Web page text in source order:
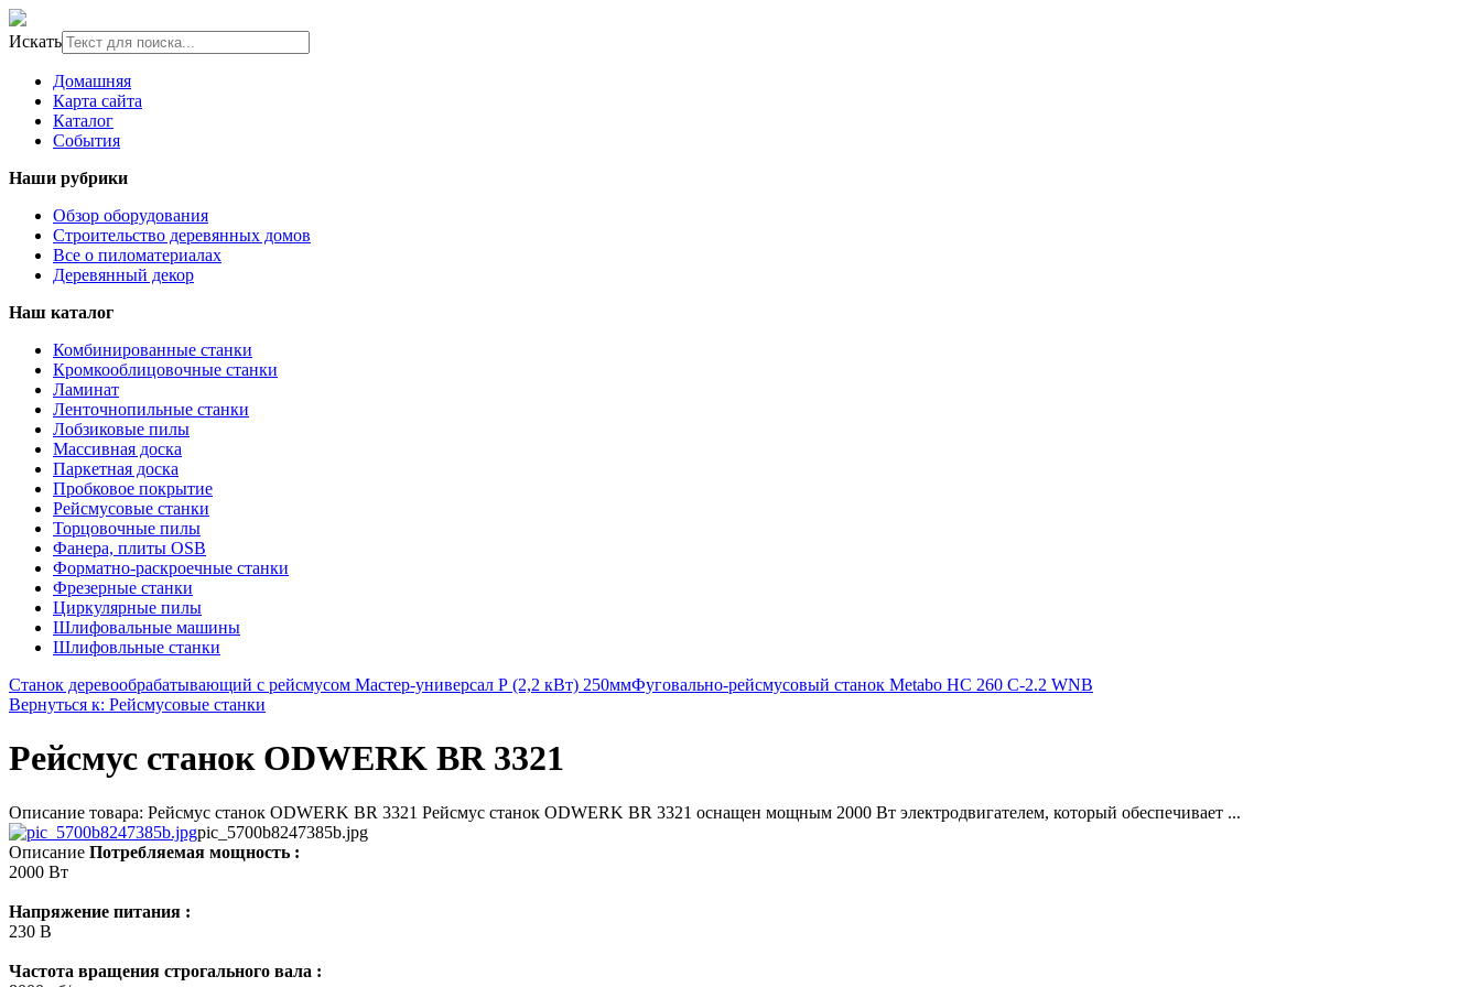
Искать
Домашняя
Карта сайта
Каталог
События
Наши рубрики
Обзор оборудования
Строительство деревянных домов
Все о пиломатериалах
Деревянный декор
Наш каталог
Комбинированные станки
Кромкооблицовочные станки
Ламинат
Ленточнопильные станки
Лобзиковые пилы
Массивная доска
Паркетная доска
Пробковое покрытие
Рейсмусовые станки
Торцовочные пилы
Фанера, плиты OSB
Форматно-раскроечные станки
Фрезерные станки
Циркулярные пилы
Шлифовальные машины
Шлифовльные станки
Станок деревообрабатывающий с рейсмусом Мастер-универсал Р (2,2 кВт) 250ммФуговально-рейсмусовый станок Metabo HC 260 C-2.2 WNB
Вернуться к: Рейсмусовые станки
Рейсмус станок ODWERK BR 3321
Описание товара: Рейсмус станок ODWERK BR 3321 Рейсмус станок ODWERK BR 3321 оснащен мощным 2000 Вт электродвигателем, который обеспечивает ...
pic_5700b8247385b.jpg
Описание Потребляемая мощность :
2000 Вт
Напряжение питания :
230 В
Частота вращения строгального вала :